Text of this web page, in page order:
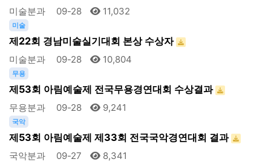
미술분과 09-28 11,032
미술
제22회 경남미술실기대회 본상 수상자
미술분과 09-28 10,804
무용
제53회 아림예술제 전국무용경연대회 수상결과
무용분과 09-28 9,241
국악
제53회 아림예술제 제33회 전국국악경연대회 결과
국악분과 09-27 8,341